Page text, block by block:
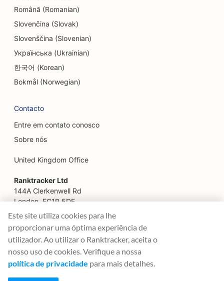
SEO para Escape Rooms
EO para restaurantes étnicos
SEO para restaurantes 'Farm-to-Table
SEO para serviços de lifting facial
SEO para planejadores financeiros
SEO para restaurantes de fast food
SEO para serviços financeiros
SEO para confeitarias francesas
SEO para Food Trucks
SEO para lojas de móveis
Română (Romanian)
Slovenčina (Slovak)
Slovenščina (Slovenian)
Українська (Ukrainian)
한국어 (Korean)
Bokmål (Norwegian)
Contacto
Entre em contato conosco
Sobre nós
United Kingdom Office
Ranktracker Ltd
144A Clerkenwell Rd
London, EC1R 5DF
Company No: 08820809
2015 -2026© Ranktracker. All Rights Reserved.
Este site utiliza cookies para lhe
proporcionar uma óptima experiência de
utilizador. Ao utilizar o Ranktracker, aceita o
nosso uso de cookies. Verifique a nossa
política de privacidade para mais detalhes.